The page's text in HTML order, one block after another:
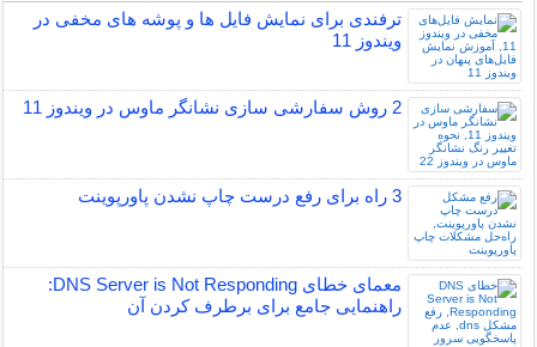
ترفندی برای نمایش فایل ها و پوشه های مخفی در
ویندوز 11
2 روش سفارشی سازی نشانگر ماوس در ویندوز 11
3 راه برای رفع درست چاپ نشدن پاورپوینت
معمای خطای DNS Server is Not Responding:
راهنمایی جامع برای برطرف کردن آن